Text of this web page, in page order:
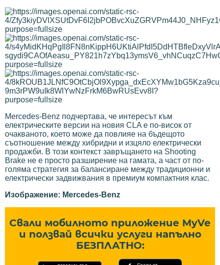
Mercedes-Benz подчертава, че интересът към
електрическите версии на новия CLA е по-висок от
очакваното, което може да повлияе на бъдещото
съотношение между хибридни и изцяло електрически
продажби. В този контекст завръщането на Shooting
Brake не е просто разширение на гамата, а част от по-
голяма стратегия за балансиране между традиционни и
електрически задвижвания в премиум компактния клас.
Изображение: Mercedes-Benz
Свали мобилното приложение MyVe
и ползвай всички услуги напълно
БЕЗПЛАТНО: